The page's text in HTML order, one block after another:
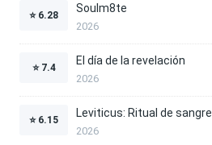
⭐ 6.28
Soulm8te
2026
⭐ 7.4
El día de la revelación
2026
⭐ 6.15
Leviticus: Ritual de sangre
2026